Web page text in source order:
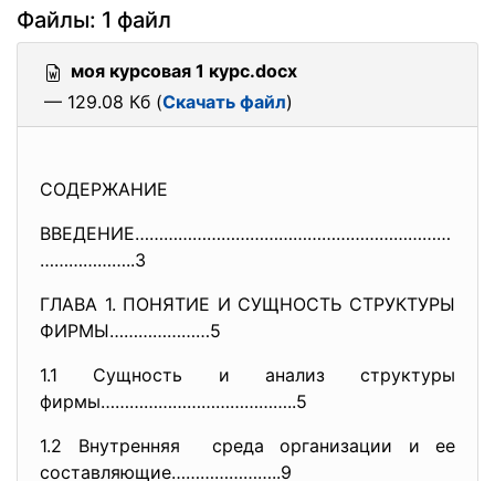
Файлы: 1 файл
моя курсовая 1 курс.docx
— 129.08 Кб (Скачать файл)
СОДЕРЖАНИЕ
ВВЕДЕНИЕ…………………………………………………………
………………..3
ГЛАВА 1. ПОНЯТИЕ И СУЩНОСТЬ СТРУКТУРЫ
ФИРМЫ…………………5
1.1 Сущность и анализ структуры
фирмы…………………………………..5
1.2 Внутренняя среда организации и ее
составляющие…………………..9